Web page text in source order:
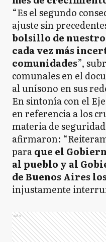
“Es el segundo
ajuste sin
bolsillo de
cada vez más
comunidades”,
comunales en el
al unísono en sus
En sintonía con el
en referencia a los
materia de
afirmaron:
paraque el
al pueblo y al
de Buenos Aires
injustamente
Ads